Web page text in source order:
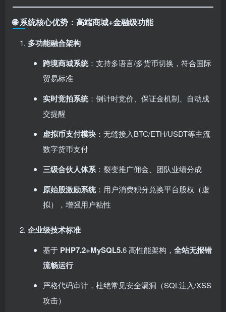
🌐 ​系统核心优势：高端商城+金融级功能
多功能融合架构
跨境商城系统：支持多语言/多货币切换，符合国际
贸易标准
实时竞拍系统：倒计时竞价、保证金机制、自动成
交提醒
虚拟币支付模块 ：无缝接入BTC/ETH/USDT等主流
数字货币支付
三级合伙人体系 ：裂变推广佣金、团队业绩分成
原始股激励系统：用户消费积分兑换平台股权（虚
拟），增强用户粘性
企业级技术标准
基于 ​ PHP7.2+MySQL5.6 高性能架构，​ 全站无报错
流畅运行
严格代码审计，杜绝常见安全漏洞（SQL注入/XSS
攻击）